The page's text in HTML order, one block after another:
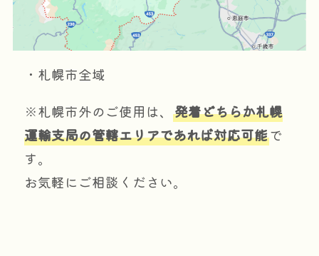
・札幌市全域
※札幌市外のご使用は、発着どちらか札幌
運輸支局の管轄エリアであれば対応可能で
す。
お気軽にご相談ください。